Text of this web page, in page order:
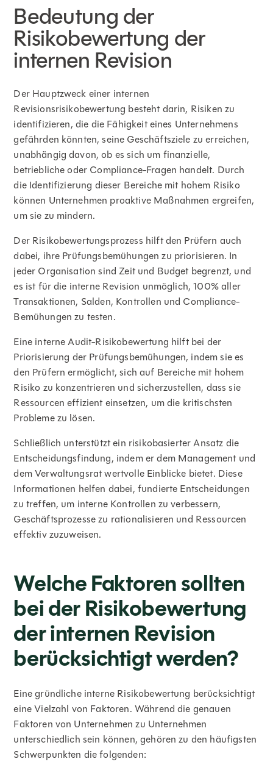
Bedeutung der
Risikobewertung der
internen Revision
Der Hauptzweck einer internen
Revisionsrisikobewertung besteht darin, Risiken zu
identifizieren, die die Fähigkeit eines Unternehmens
gefährden könnten, seine Geschäftsziele zu erreichen,
unabhängig davon, ob es sich um finanzielle,
betriebliche oder Compliance-Fragen handelt. Durch
die Identifizierung dieser Bereiche mit hohem Risiko
können Unternehmen proaktive Maßnahmen ergreifen,
um sie zu mindern.
Der Risikobewertungsprozess hilft den Prüfern auch
dabei, ihre Prüfungsbemühungen zu priorisieren. In
jeder Organisation sind Zeit und Budget begrenzt, und
es ist für die interne Revision unmöglich, 100% aller
Transaktionen, Salden, Kontrollen und Compliance-
Bemühungen zu testen.
Eine interne Audit-Risikobewertung hilft bei der
Priorisierung der Prüfungsbemühungen, indem sie es
den Prüfern ermöglicht, sich auf Bereiche mit hohem
Risiko zu konzentrieren und sicherzustellen, dass sie
Ressourcen effizient einsetzen, um die kritischsten
Probleme zu lösen.
Schließlich unterstützt ein risikobasierter Ansatz die
Entscheidungsfindung, indem er dem Management und
dem Verwaltungsrat wertvolle Einblicke bietet. Diese
Informationen helfen dabei, fundierte Entscheidungen
zu treffen, um interne Kontrollen zu verbessern,
Geschäftsprozesse zu rationalisieren und Ressourcen
effektiv zuzuweisen.
Welche Faktoren sollten
bei der Risikobewertung
der internen Revision
berücksichtigt werden?
Eine gründliche interne Risikobewertung berücksichtigt
eine Vielzahl von Faktoren. Während die genauen
Faktoren von Unternehmen zu Unternehmen
unterschiedlich sein können, gehören zu den häufigsten
Schwerpunkten die folgenden: